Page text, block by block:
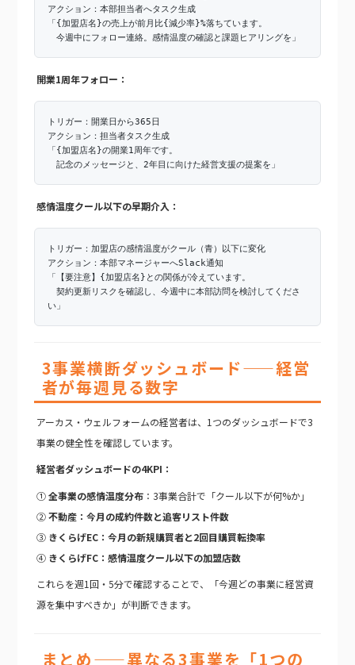
アクション：本部担当者へタスク生成
「{加盟店名}の売上が前月比{減少率}%落ちています。
今週中にフォロー連絡。感情温度の確認と課題ヒアリングを」
開業1周年フォロー：
トリガー：開業日から365日
アクション：担当者タスク生成
「{加盟店名}の開業1周年です。
記念のメッセージと、2年目に向けた経営支援の提案を」
感情温度クール以下の早期介入：
トリガー：加盟店の感情温度がクール（青）以下に変化
アクション：本部マネージャーへSlack通知
「【要注意】{加盟店名}との関係が冷えています。
契約更新リスクを確認し、今週中に本部訪問を検討してくださ
い」
3事業横断ダッシュボード——経営
者が毎週見る数字
アーカス・ウェルフォームの経営者は、1つのダッシュボードで3
事業の健全性を確認しています。
経営者ダッシュボードの4KPI：
①全事業の感情温度分布 ：3事業合計で「クール以下が何%か」
②不動産：今月の成約件数と追客リスト件数
③ きくらげEC：今月の新規購買者と2回目購買転換率
④ きくらげFC：感情温度クール以下の加盟店数
これらを週1回・5分で確認することで、「今週どの事業に経営資
源を集中すべきか」が判断できます。
まとめ——異なる3事業を「1つの